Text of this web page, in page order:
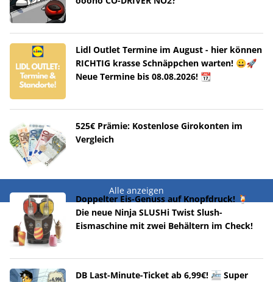
Lidl Outlet Termine im August - hier können
RICHTIG krasse Schnäppchen warten! 😀🚀
Neue Termine bis 08.08.2026! 📆
525€ Prämie: Kostenlose Girokonten im
Vergleich
Alle anzeigen
Doppelter Eis-Genuss auf Knopfdruck! 🍹
Die neue Ninja SLUSHi Twist Slush-
Eismaschine mit zwei Behältern im Check!
DB Last-Minute-Ticket ab 6,99€! 🚈 Super